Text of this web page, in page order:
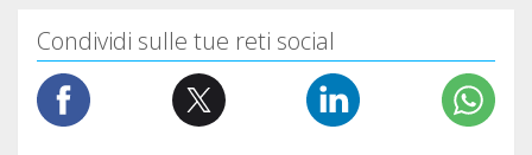
Condividi sulle tue reti social